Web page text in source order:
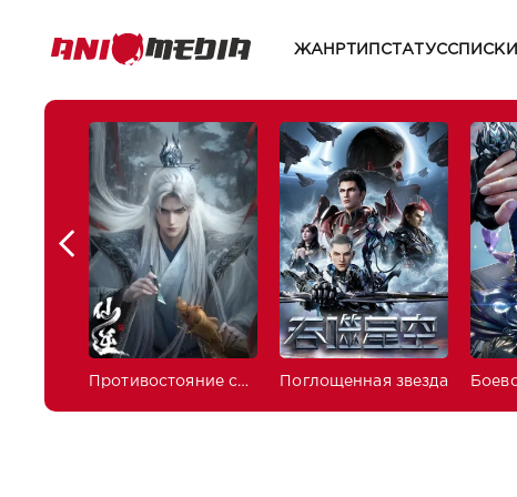
ЖАНРТИП СТАТУССПИСКИ
Противостояние святого Поглощенная звезда